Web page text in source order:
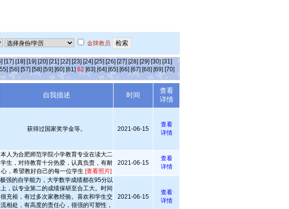
金牌教员
[17] [18] [19] [20] [21] [22] [23] [24] [25] [26] [27] [28] [29] [30] [31]
[56] [57] [58] [59] [60] [61] 62 [63] [64] [65] [66] [67] [68] [69] [70]
自我描述 时间
查看
详情
获得过国家奖学金等。 2021-06-15
查看
详情
本人为合肥师范学院小学教育专业在读大二
学生，对待教育十分热爱，认真负责，有耐
心，希望教好自己的每一位学生 [查看照片]
2021-06-15
查看
详情
极强的自学能力，大学数学成绩都在95分以
上，以专业第二的成绩保研至合工大。时间
很充裕，有过多次家教经验。喜欢和学生交
流相处，有高度的责任心，很强的可塑性，
2021-06-15
查看
详情